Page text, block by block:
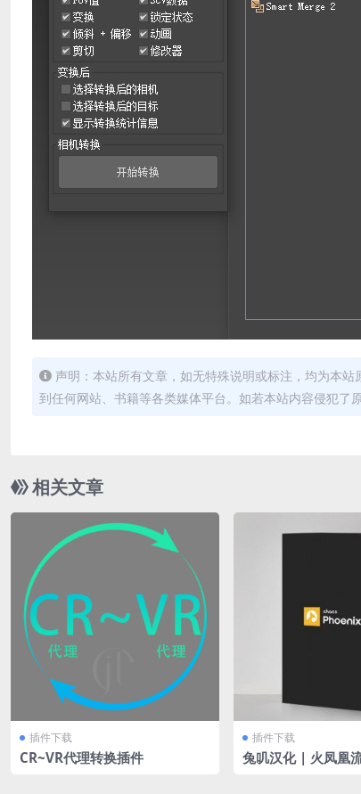
声明：本站所有文章，如无特殊说明或标注，均为本
到任何网站、书籍等各类媒体平台。如若本站内容侵犯了
相关文章
插件下载
CR~VR代理转换插件
插件下载
兔叽汉化 | 火凤凰